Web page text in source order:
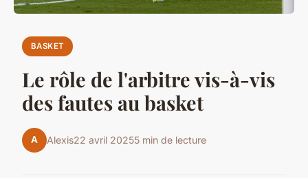
BASKET
Le rôle de l'arbitre vis-à-vis
des fautes au basket
A Alexis22 avril 20255 min de lecture